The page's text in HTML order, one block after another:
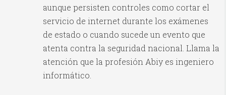
aunque persisten controles como cortar el
servicio de internet durante los exámenes
de estado o cuando sucede un evento que
atenta contra la seguridad nacional. Llama la
atención que la profesión Abiy es ingeniero
informático.